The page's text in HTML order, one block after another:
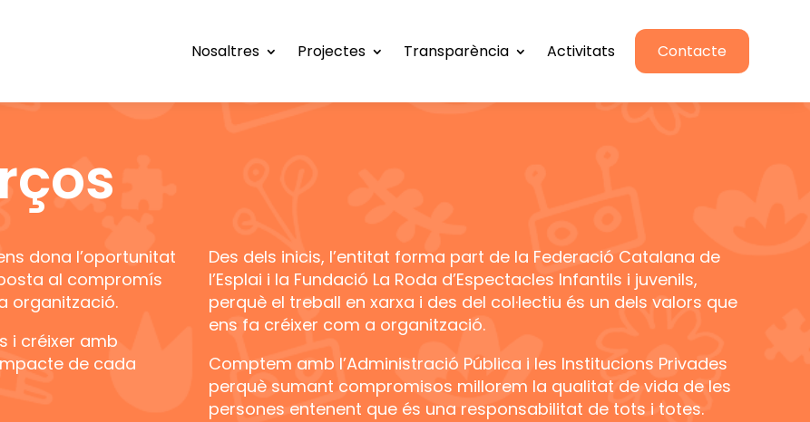
Nosaltres Projectes Transparència Activitats Contacte
dona l’oportunitat
al compromís
organització.
i créixer amb
de cada
Des dels inicis, l’entitat forma part de la Federació Catalana de
l’Esplai i la Fundació La Roda d’Espectacles Infantils i juvenils,
perquè el treball en xarxa i des del col·lectiu és un dels valors que
ens fa créixer com a organització.
Comptem amb l’Administració Pública i les Institucions Privades
perquè sumant compromisos millorem la qualitat de vida de les
persones entenent que és una responsabilitat de tots i totes.